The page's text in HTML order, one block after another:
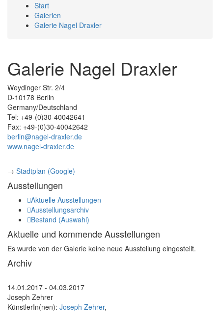
Start
Galerien
Galerie Nagel Draxler
Galerie Nagel Draxler
Weydinger Str. 2/4
D-10178 Berlin
Germany/Deutschland
Tel: +49-(0)30-40042641
Fax: +49-(0)30-40042642
berlin@nagel-draxler.de
www.nagel-draxler.de
→ Stadtplan (Google)
Ausstellungen
Aktuelle Ausstellungen
Ausstellungsarchiv
Bestand (Auswahl)
Aktuelle und kommende Ausstellungen
Es wurde von der Galerie keine neue Ausstellung eingestellt.
Archiv
14.01.2017 - 04.03.2017
Joseph Zehrer
KünstlerIn(nen): Joseph Zehrer,